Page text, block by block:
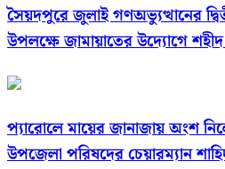
সৈয়দপুরে জুলাই গণঅভ্যুত্থানের
উপলক্ষে জামায়াতের উদ্যোগে
প্যারোলে মায়ের জানাজায় অংশ
উপজেলা পরিষদের চেয়ারম্যান